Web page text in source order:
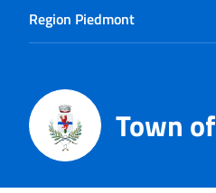
Region Piedmont
Town of